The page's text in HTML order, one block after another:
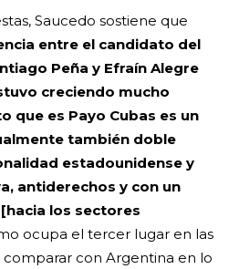
Saucedo sostiene que
entre el candidato del
Peña y Efraín Alegre
creciendo mucho
que es Payo Cubas es un
también doble
estadounidense y
antiderechos y con un
los sectores
ocupa el tercer lugar en las
con Argentina en lo